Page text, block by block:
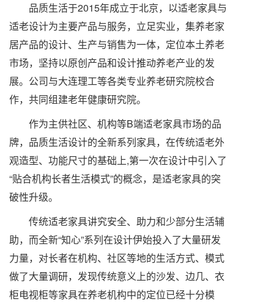
品质生活于2015年成立于北京，以适老家具与
适老设计为主要产品与服务，立足实业，集养老家
居产品的设计、生产与销售为一体，定位本土养老
市场，坚持以原创产品和设计推动养老产业的发
展。公司与大连理工等各类专业养老研究院校合
作，共同组建老年健康研究院。
作为主供社区、机构等B端适老家具市场的品
牌，品质生活设计的全新系列家具，在传统适老外
观造型、功能尺寸的基础上,第一次在设计中引入了
“贴合机构长者生活模式”的概念，是适老家具的突
破性升级。
传统适老家具讲究安全、助力和少部分生活辅
助，而全新“知心”系列在设计伊始投入了大量研发
力量，对长者在机构、社区等地的生活方式、模式
做了大量调研，发现传统意义上的沙发、边几、衣
柜电视柜等家具在养老机构中的定位已经十分模